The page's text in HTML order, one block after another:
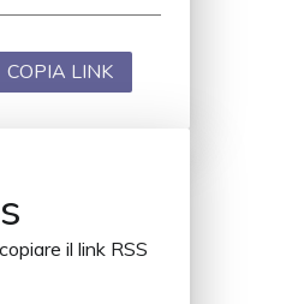
COPIA LINK
il link RSS